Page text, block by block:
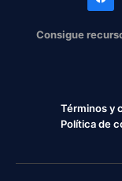
Consigue
Términos y
Política de